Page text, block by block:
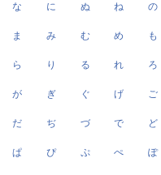
な に ぬ ね の
ま み む め も
ら り る れ ろ
が ぎ ぐ げ ご
だ ぢ づ で ど
ぱ ぴ ぷ ぺ ぽ